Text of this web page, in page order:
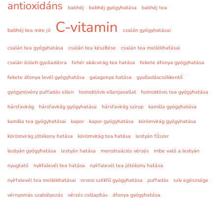
antioxidáns babhéj babhéj gyógyhatása babhéj tea
babhéj tea mire jó C-vitamin csalán gyógyhatásai
csalán tea gyógyhatása csalán tea készítése
csalán tea mellékhatásai
csalán ízületi gyulladásra
fehér akácvirág tea hatása
fekete áfonya gyógyhatása
fekete áfonya levél gyógyhatása
galagonya hatása
gyulladáscsökkentő
gyógynövény puffadás ellen
homoktövis ellenjavallat
homoktövis tea gyógyhatása
hársfavirág
hársfavirág gyógyhatása hársfavirág szirup
kamilla gyógyhatása
kamilla tea gyógyhatásai
kapor kapor gyógyhatása
körömvirág gyógyhatása
körömvirág jótékony hatása
körömvirág tea hatása
lestyán fűszer
lestyán gyógyhatása
lestyán hatása menstruációs vérzés
mibe való a lestyán
nyugtató
nyírfalevél tea hatása
nyírfalevél tea jótékony hatása
nyírfalevél tea mellékhatásai
orvosi székfű gyógyhatása puffadás
szív egészsége
vérnyomás szabályozás
vérzés csillapítás áfonya gyógyhatása